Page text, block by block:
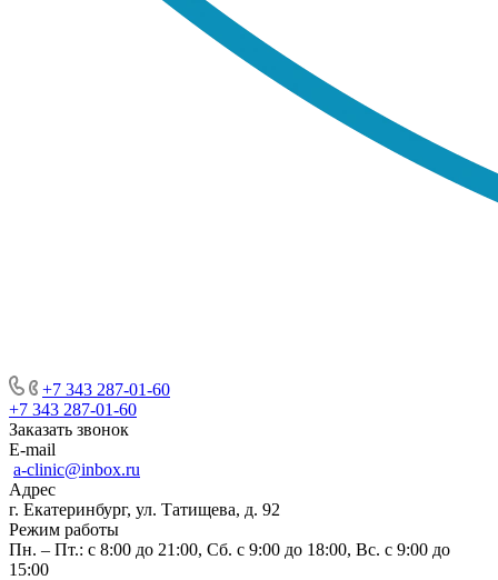
+7 343 287-01-60
+7 343 287-01-60
Заказать звонок
E-mail
a-clinic@inbox.ru
Адрес
г. Екатеринбург, ул. Татищева, д. 92
Режим работы
Пн. – Пт.: с 8:00 до 21:00, Сб. с 9:00 до 18:00, Вс. с 9:00 до
15:00